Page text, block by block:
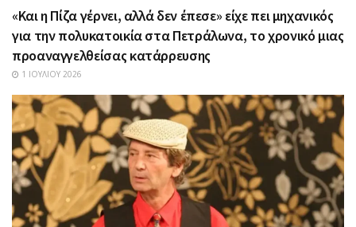
«Και η Πίζα γέρνει, αλλά δεν έπεσε» είχε πει μηχανικός
για την πολυκατοικία στα Πετράλωνα, το χρονικό μιας
προαναγγελθείσας κατάρρευσης
1 ΙΟΥΛΊΟΥ 2026